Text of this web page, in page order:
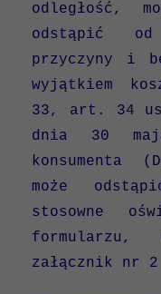
odległość,
odstąpić
przyczyny i
wyjątkiem
33, art. 34
dnia 30
konsumenta
może
stosowne
formularzu,
załącznik nr